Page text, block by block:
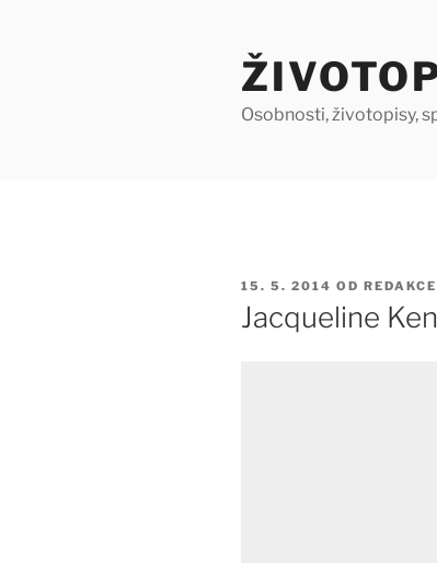
Osobnosti, životopisy,
PUBLIKOVÁNO
15. 5. 2014 OD REDAKCE
Jacqueline